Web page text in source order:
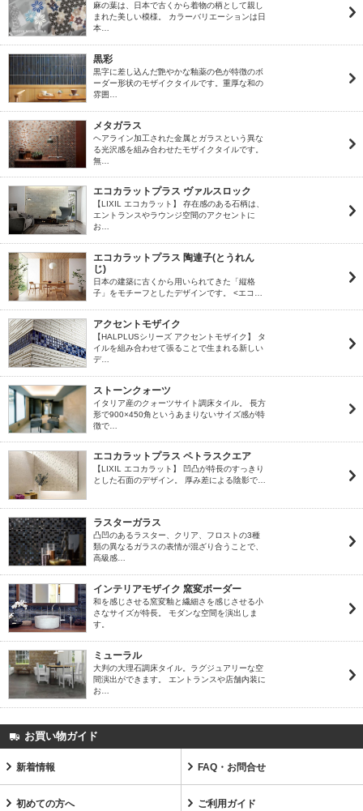
麻の葉は、日本で古くから着物の柄として親し
まれた美しい模様。 カラーバリエーションは日
本…
黒彩
黒字に差し込んだ艶やかな釉薬の色が特徴のボ
ーダー形状のモザイクタイルです。重厚な和の
雰囲…
メタガラス
ヘアライン加工された金属とガラスという異な
る光沢感を組み合わせたモザイクタイルです。
無…
エコカラットプラス ヴァルスロック
【LIXIL エコカラット】 存在感のある石柄は、
エントランスやラウンジ空間のアクセントに
お…
エコカラットプラス 陶連子(とうれん
じ)
日本の建築に古くから用いられてきた「縦格
子」をモチーフとしたデザインです。 <エコ…
アクセントモザイク
【HALPLUSシリーズ アクセントモザイク】 タ
イルを組み合わせて張ることで生まれる新しい
デ…
ストーンクォーツ
イタリア産のクォーツサイト調床タイル。 長方
形で900×450角というあまりないサイズ感が特
徴で…
エコカラットプラス ペトラスクエア
【LIXIL エコカラット】 凹凸が特長のすっきり
とした石面のデザイン。 厚み差による陰影で…
ラスターガラス
凸凹のあるラスター、クリア、フロストの3種
類の異なるガラスの表情が混ざり合うことで、
高級感…
インテリアモザイク 窯変ボーダー
和を感じさせる窯変釉と繊細さを感じさせる小
さなサイズが特長。 モダンな空間を演出しま
す。
ミューラル
大判の大理石調床タイル。ラグジュアリーな空
間演出ができます。 エントランスや店舗内装に
お…
お買い物ガイド
新着情報 FAQ・お問合せ
初めての方へ ご利用ガイド